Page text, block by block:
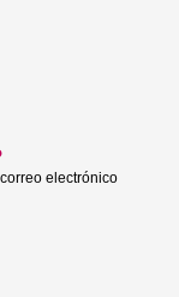
electrónico